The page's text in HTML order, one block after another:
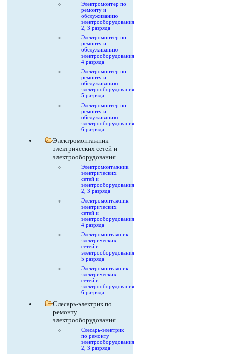
Электромонтер по
ремонту и
обслуживанию
электрооборудования
2, 3 разряда
Электромонтер по
ремонту и
обслуживанию
электрооборудования
4 разряда
Электромонтер по
ремонту и
обслуживанию
электрооборудования
5 разряда
Электромонтер по
ремонту и
обслуживанию
электрооборудования
6 разряда
Электромонтажник
электрических сетей и
электрооборудования
Электромонтажник
электрических
сетей и
электрооборудования
2, 3 разряда
Электромонтажник
электрических
сетей и
электрооборудования
4 разряда
Электромонтажник
электрических
сетей и
электрооборудования
5 разряда
Электромонтажник
электрических
сетей и
электрооборудования
6 разряда
Слесарь-электрик по
ремонту
электрооборудования
Слесарь-электрик
по ремонту
электрооборудования
2, 3 разряда